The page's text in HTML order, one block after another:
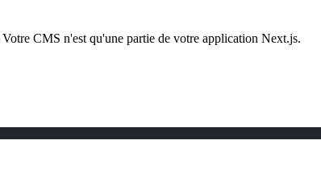
Votre CMS n'est qu'une partie de votre application Next.js.